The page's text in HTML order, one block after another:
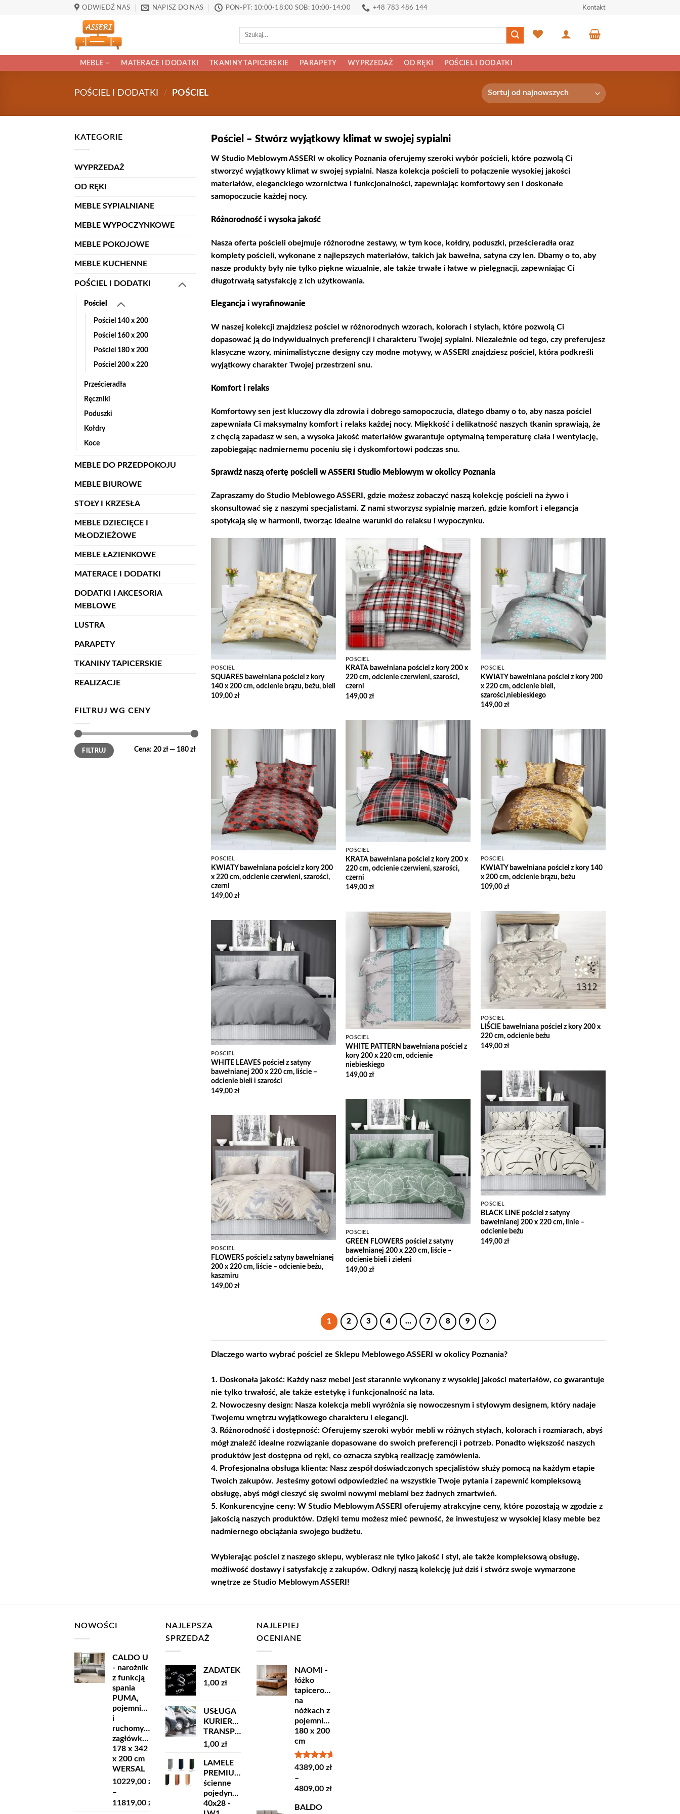
ODWIEDŹ NAS NAPISZ DO NAS PON-PT: 10:00-18:00 SOB: 10:00-14:00 +48 783 486 144 Kontakt
Szukaj:
MEBLE MATERACE I DODATKI TKANINY TAPICERSKIE PARAPETY WYPRZEDAŻ OD RĘKI POŚCIEL I DODATKI
POŚCIEL I DODATKI / POŚCIEL
KATEGORIE
WYPRZEDAŻ
OD RĘKI
MEBLE SYPIALNIANE
MEBLE WYPOCZYNKOWE
MEBLE POKOJOWE
MEBLE KUCHENNE
POŚCIEL I DODATKI
Pościel
Pościel 140 x 200
Pościel 160 x 200
Pościel 180 x 200
Pościel 200 x 220
Prześcieradła
Ręczniki
Poduszki
Kołdry
Koce
MEBLE DO PRZEDPOKOJU
MEBLE BIUROWE
STOŁY I KRZESŁA
MEBLE DZIECIĘCE I
MŁODZIEŻOWE
MEBLE ŁAZIENKOWE
MATERACE I DODATKI
DODATKI I AKCESORIA
MEBLOWE
LUSTRA
PARAPETY
TKANINY TAPICERSKIE
REALIZACJE
FILTRUJ WG CENY
Cena
min
Cena
maxFILTRUJ Cena: 20 zł— 180 zł
Pościel – Stwórz wyjątkowy klimat w swojej sypialni
W Studio Meblowym ASSERI w okolicy Poznania oferujemy szeroki wybór pościeli, które pozwolą Ci
stworzyć wyjątkowy klimat w swojej sypialni. Nasza kolekcja pościeli to połączenie wysokiej jakości
materiałów, eleganckiego wzornictwa i funkcjonalności, zapewniając komfortowy sen i doskonałe
samopoczucie każdej nocy.
Różnorodność i wysoka jakość
Nasza oferta pościeli obejmuje różnorodne zestawy, w tym koce, kołdry, poduszki, prześcieradła oraz
komplety pościeli, wykonane z najlepszych materiałów, takich jak bawełna, satyna czy len. Dbamy o to, aby
nasze produkty były nie tylko piękne wizualnie, ale także trwałe i łatwe w pielęgnacji, zapewniając Ci
długotrwałą satysfakcję z ich użytkowania.
Elegancja i wyrafinowanie
W naszej kolekcji znajdziesz pościel w różnorodnych wzorach, kolorach i stylach, które pozwolą Ci
dopasować ją do indywidualnych preferencji i charakteru Twojej sypialni. Niezależnie od tego, czy preferujesz
klasyczne wzory, minimalistyczne designy czy modne motywy, w ASSERI znajdziesz pościel, która podkreśli
wyjątkowy charakter Twojej przestrzeni snu.
Komfort i relaks
Komfortowy sen jest kluczowy dla zdrowia i dobrego samopoczucia, dlatego dbamy o to, aby nasza pościel
zapewniała Ci maksymalny komfort i relaks każdej nocy. Miękkość i delikatność naszych tkanin sprawiają, że
z chęcią zapadasz w sen, a wysoka jakość materiałów gwarantuje optymalną temperaturę ciała i wentylację,
zapobiegając nadmiernemu poceniu się i dyskomfortowi podczas snu.
Sprawdź naszą ofertę pościeli w ASSERI Studio Meblowym w okolicy Poznania
Zapraszamy do Studio Meblowego ASSERI, gdzie możesz zobaczyć naszą kolekcję pościeli na żywo i
skonsultować się z naszymi specjalistami. Z nami stworzysz sypialnię marzeń, gdzie komfort i elegancja
spotykają się w harmonii, tworząc idealne warunki do relaksu i wypoczynku.
Wishlist
POŚCIEL
SQUARES bawełniana pościel z kory
140 x 200 cm, odcienie brązu, beżu, bieli
109,00 zł
Add to
Wishlist
POŚCIEL
KRATA bawełniana pościel z kory 200 x
220 cm, odcienie czerwieni, szarości,
czerni
149,00 zł
Wishlist
POŚCIEL
KWIATY bawełniana pościel z kory 200
x 220 cm, odcienie bieli,
szarości,niebieskiego
149,00 zł
Wishlist
POŚCIEL
KRATA bawełniana pościel z kory 200 x
220 cm, odcienie czerwieni, szarości,
czerni
149,00 zł
Add to
Wishlist
POŚCIEL
KWIATY bawełniana pościel z kory 200
x 220 cm, odcienie czerwieni, szarości,
czerni
149,00 zł
Wishlist
POŚCIEL
KWIATY bawełniana pościel z kory 140
x 200 cm, odcienie brązu, beżu
109,00 zł
POŚCIEL
LIŚCIE bawełniana pościel z kory 200 x
220 cm, odcienie beżu
149,00 zł
Add to
Wishlist
POŚCIEL
WHITE PATTERN bawełniana pościel z
kory 200 x 220 cm, odcienie
niebieskiego
149,00 zł
Wishlist
POŚCIEL
WHITE LEAVES pościel z satyny
bawełnianej 200 x 220 cm, liście –
odcienie bieli i szarości
149,00 zł
Wishlist
POŚCIEL
BLACK LINE pościel z satyny
bawełnianej 200 x 220 cm, linie –
odcienie beżu
149,00 zł
Wishlist
POŚCIEL
GREEN FLOWERS pościel z satyny
bawełnianej 200 x 220 cm, liście –
odcienie bieli i zieleni
149,00 zł
Wishlist
POŚCIEL
FLOWERS pościel z satyny bawełnianej
200 x 220 cm, liście – odcienie beżu,
kaszmiru
149,00 zł
1 2 3 4 … 7 8 9
Dlaczego warto wybrać pościel ze Sklepu Meblowego ASSERI w okolicy Poznania?
1. Doskonała jakość: Każdy nasz mebel jest starannie wykonany z wysokiej jakości materiałów, co gwarantuje
nie tylko trwałość, ale także estetykę i funkcjonalność na lata.
2. Nowoczesny design: Nasza kolekcja mebli wyróżnia się nowoczesnym i stylowym designem, który nadaje
Twojemu wnętrzu wyjątkowego charakteru i elegancji.
3. Różnorodność i dostępność: Oferujemy szeroki wybór mebli w różnych stylach, kolorach i rozmiarach, abyś
mógł znaleźć idealne rozwiązanie dopasowane do swoich preferencji i potrzeb. Ponadto większość naszych
produktów jest dostępna od ręki, co oznacza szybką realizację zamówienia.
4. Profesjonalna obsługa klienta: Nasz zespół doświadczonych specjalistów służy pomocą na każdym etapie
Twoich zakupów. Jesteśmy gotowi odpowiedzieć na wszystkie Twoje pytania i zapewnić kompleksową
obsługę, abyś mógł cieszyć się swoimi nowymi meblami bez żadnych zmartwień.
5. Konkurencyjne ceny: W Studio Meblowym ASSERI oferujemy atrakcyjne ceny, które pozostają w zgodzie z
jakością naszych produktów. Dzięki temu możesz mieć pewność, że inwestujesz w wysokiej klasy meble bez
nadmiernego obciążania swojego budżetu.
Wybierając pościel z naszego sklepu, wybierasz nie tylko jakość i styl, ale także kompleksową obsługę,
możliwość dostawy i satysfakcję z zakupów. Odkryj naszą kolekcję już dziś i stwórz swoje wymarzone
wnętrze ze Studio Meblowym ASSERI!
NOWOŚCI
CALDO U
- narożnik
z funkcją
spania
PUMA,
pojemnikiem
i
ruchomymi
zagłówkami
178 x 342
x 200 cm
WERSAL
10229,00 zł
–
11819,00 zł
NAJLEPSZA
SPRZEDAŻ
ZADATEK
1,00 zł
USŁUGA
KURIERSKA
TRANSPORT
1,00 zł
LAMELE
PREMIUM
ścienne
pojedyncze
40x28 -
NAJLEPIEJ
OCENIANE
NAOMI -
łóżko
tapicerowane
na
nóżkach z
pojemnikiem
180 x 200
cm
Oceniono
4389,00 zł
–
4809,00 złZakres
BALDO